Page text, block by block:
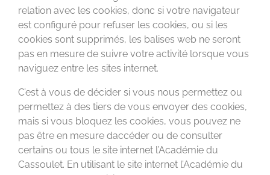
relation avec les cookies, donc si votre navigateur
est configuré pour refuser les cookies, ou si les
cookies sont supprimés, les balises web ne seront
pas en mesure de suivre votre activité lorsque vous
naviguez entre les sites internet.
C’est à vous de décider si vous nous permettez ou
permettez à des tiers de vous envoyer des cookies,
mais si vous bloquez les cookies, vous pouvez ne
pas être en mesure daccéder ou de consulter
certains ou tous le site internet l’Académie du
Cassoulet. En utilisant le site internet l’Académie du